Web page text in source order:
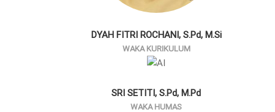
DYAH FITRI ROCHANI, S.Pd, M.Si
WAKA KURIKULUM
SRI SETITI, S.Pd, M.Pd
WAKA HUMAS